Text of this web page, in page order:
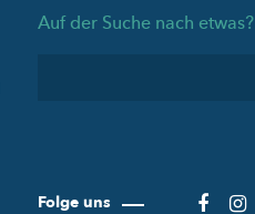
Auf der Suche nach etwas?
Folge uns